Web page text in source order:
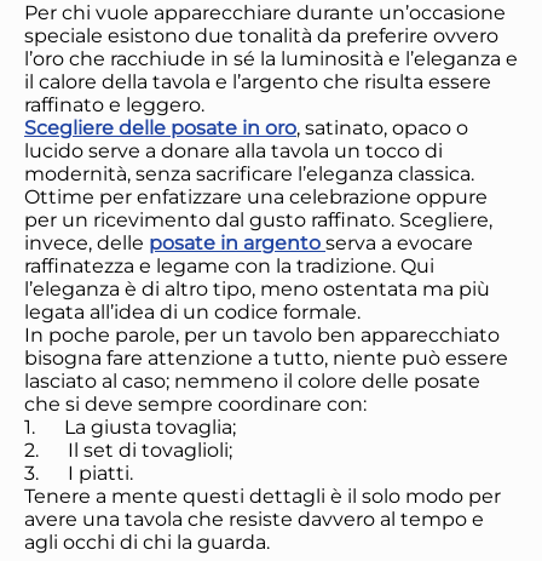
Per chi vuole apparecchiare durante un’occasione
speciale esistono due tonalità da preferire ovvero
l’oro che racchiude in sé la luminosità e l’eleganza e
il calore della tavola e l’argento che risulta essere
raffinato e leggero.
Scegliere delle posate in oro, satinato, opaco o
lucido serve a donare alla tavola un tocco di
modernità, senza sacrificare l’eleganza classica.
Ottime per enfatizzare una celebrazione oppure
per un ricevimento dal gusto raffinato. Scegliere,
invece, delle posate in argento serva a evocare
raffinatezza e legame con la tradizione. Qui
l’eleganza è di altro tipo, meno ostentata ma più
legata all’idea di un codice formale.
In poche parole, per un tavolo ben apparecchiato
bisogna fare attenzione a tutto, niente può essere
lasciato al caso; nemmeno il colore delle posate
che si deve sempre coordinare con:
1.
La giusta tovaglia;
2.
Il set di tovaglioli;
3.
I piatti.
Tenere a mente questi dettagli è il solo modo per
avere una tavola che resiste davvero al tempo e
agli occhi di chi la guarda.